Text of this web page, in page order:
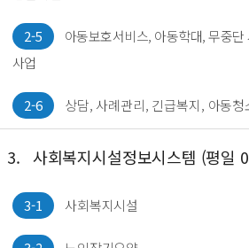
2-5
아동보호서비스, 아동학대, 무중단
사업
2-6 상담, 사례관리, 긴급복지, 아동청
3. 사회복지시설정보시스템 (평일
3-1 사회복지시설